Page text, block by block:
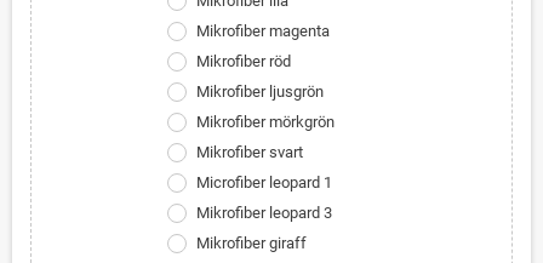
Mikrofiber magenta
Mikrofiber röd
Mikrofiber ljusgrön
Mikrofiber mörkgrön
Mikrofiber svart
Microfiber leopard 1
Mikrofiber leopard 3
Mikrofiber giraff